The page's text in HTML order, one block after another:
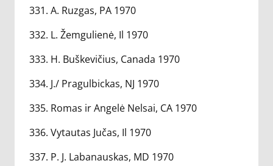
331. A. Ruzgas, PA 1970
332. L. Žemgulienė, Il 1970
333. H. Buškevičius, Canada 1970
334. J./ Pragulbickas, NJ 1970
335. Romas ir Angelė Nelsai, CA 1970
336. Vytautas Jučas, Il 1970
337. P. J. Labanauskas, MD 1970